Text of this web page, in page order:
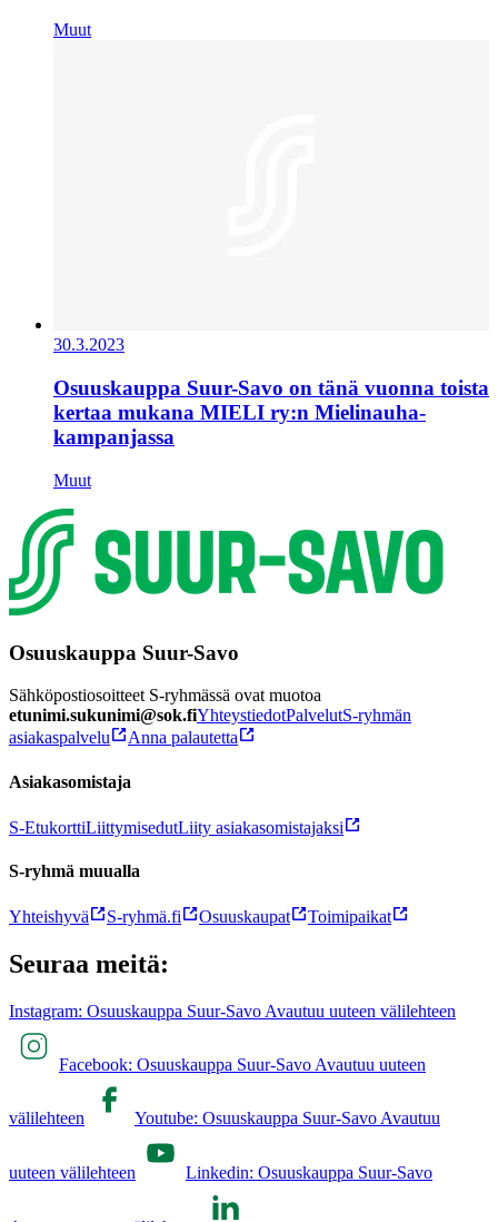
Muut
30.3.2023
Osuuskauppa Suur-Savo on tänä vuonna toista
kertaa mukana MIELI ry:n Mielinauha-
kampanjassa
Muut
Osuuskauppa Suur-Savo
Sähköpostiosoitteet S-ryhmässä ovat muotoa
etunimi.sukunimi@sok.fiYhteystiedotPalvelutS-ryhmän
asiakaspalvelu
Anna palautetta
Asiakasomistaja
S-EtukorttiLiittymisedutLiity asiakasomistajaksi
S-ryhmä muualla
Yhteishyvä S-ryhmä.fi Osuuskaupat Toimipaikat
Seuraa meitä:
Instagram: Osuuskauppa Suur-Savo Avautuu uuteen välilehteen
Facebook: Osuuskauppa Suur-Savo Avautuu uuteen
välilehteen Youtube: Osuuskauppa Suur-Savo Avautuu
uuteen välilehteen Linkedin: Osuuskauppa Suur-Savo